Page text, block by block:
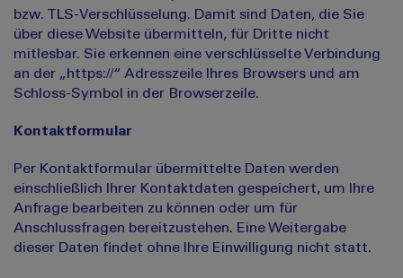
bzw. TLS-Verschlüsselung. Damit sind Daten, die Sie
über diese Website übermitteln, für Dritte nicht
mitlesbar. Sie erkennen eine verschlüsselte Verbindung
an der „https://“ Adresszeile Ihres Browsers und am
Schloss-Symbol in der Browserzeile.
Kontaktformular
Per Kontaktformular übermittelte Daten werden
einschließlich Ihrer Kontaktdaten gespeichert, um Ihre
Anfrage bearbeiten zu können oder um für
Anschlussfragen bereitzustehen. Eine Weitergabe
dieser Daten findet ohne Ihre Einwilligung nicht statt.